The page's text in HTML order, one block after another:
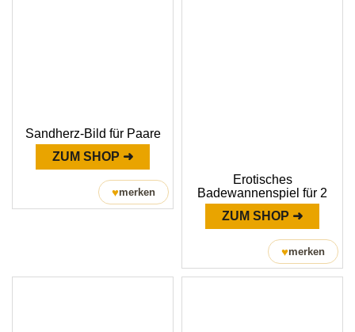
Sandherz-Bild für Paare
ZUM SHOP ➜
♥merken
Erotisches
Badewannenspiel für 2
ZUM SHOP ➜
♥merken